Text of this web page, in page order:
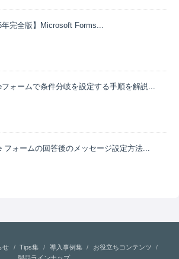
年完全版】Microsoft Forms...
フォームで条件分岐を設定する手順を解説...
フォームの回答後のメッセージ設定方法...
せ Tips集 導入事例集
お役立ちコンテンツ